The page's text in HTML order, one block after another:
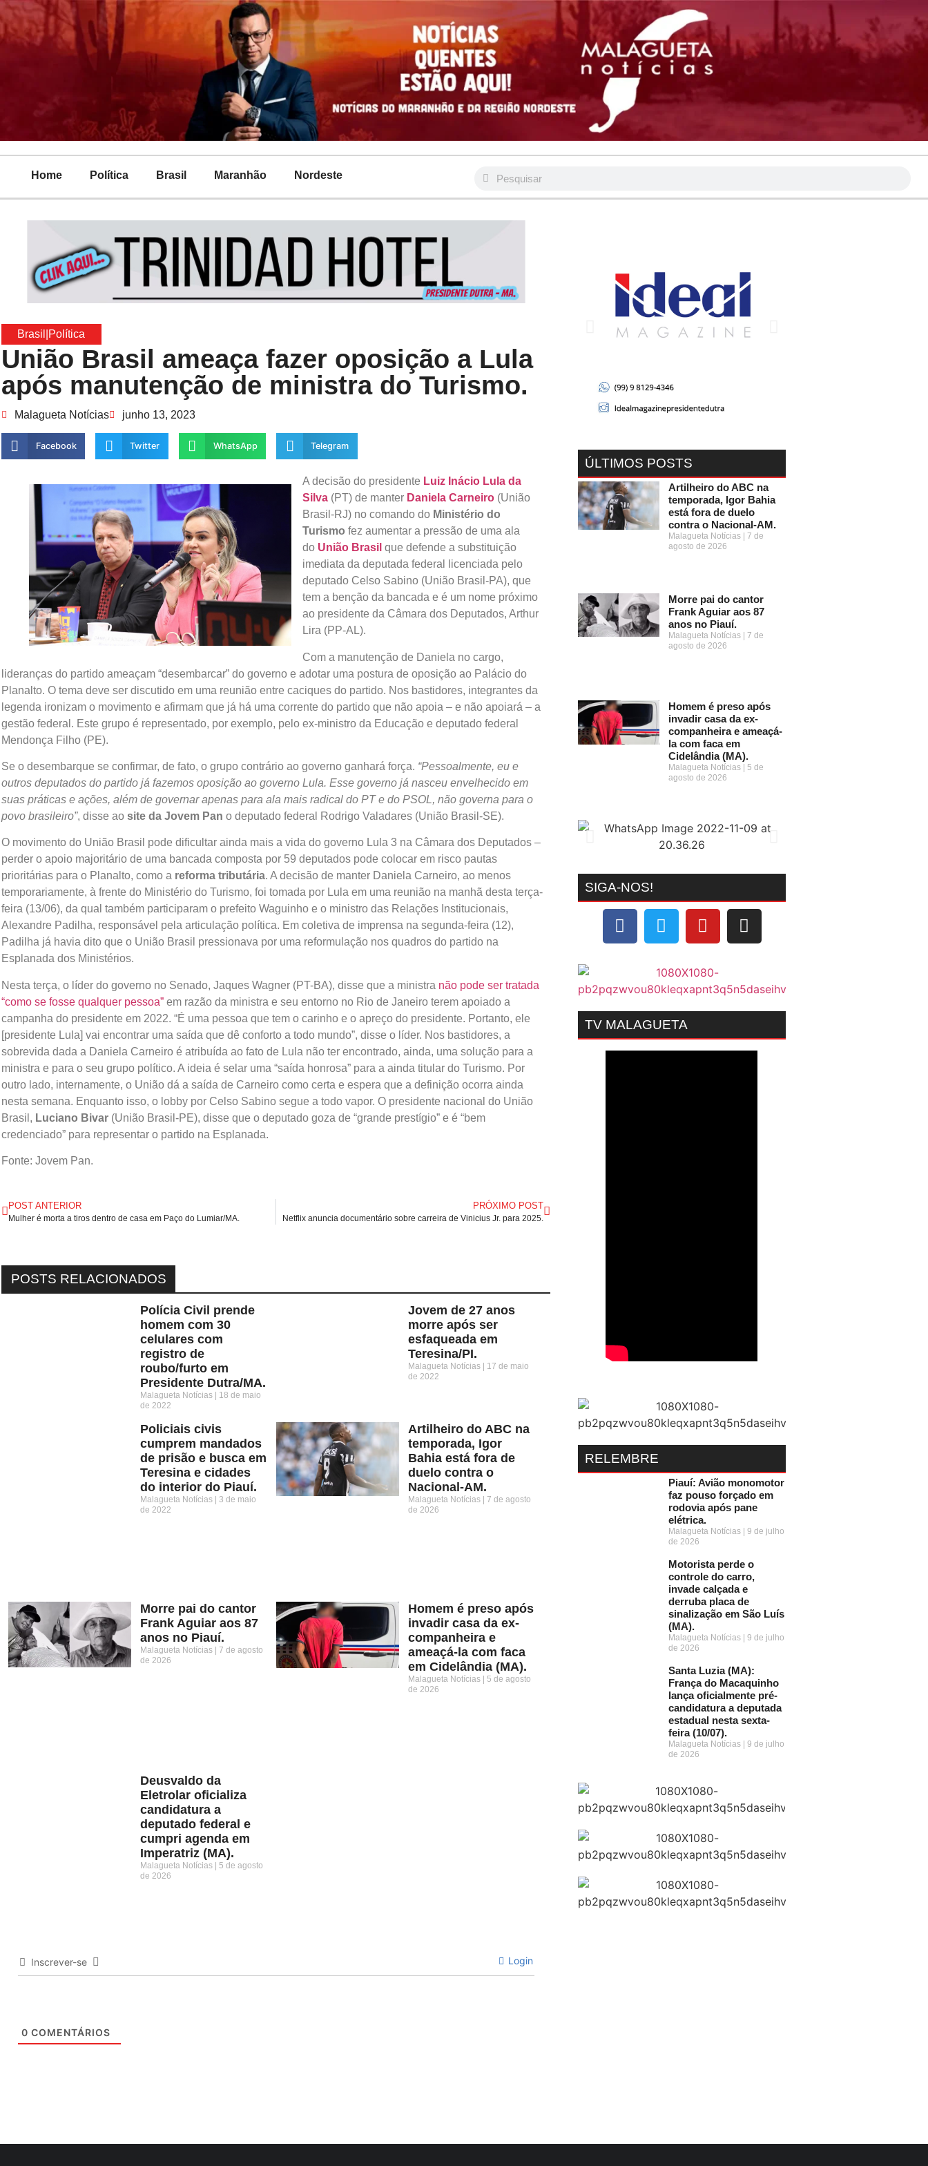
Home Política Brasil Maranhão Nordeste
Brasil Política
União Brasil ameaça fazer oposição a Lula
após manutenção de ministra do Turismo.
Malagueta Notícias junho 13, 2023
Facebook Twitter WhatsApp Telegram
A decisão do presidente Luiz Inácio Lula da
Silva (PT) de manter Daniela Carneiro (União
Brasil-RJ) no comando do Ministério do
Turismo fez aumentar a pressão de uma ala
do União Brasil que defende a substituição
imediata da deputada federal licenciada pelo
deputado Celso Sabino (União Brasil-PA), que
tem a benção da bancada e é um nome próximo
ao presidente da Câmara dos Deputados, Arthur
Lira (PP-AL).
Com a manutenção de Daniela no cargo,
lideranças do partido ameaçam “desembarcar” do governo e adotar uma postura de oposição ao Palácio do
Planalto. O tema deve ser discutido em uma reunião entre caciques do partido. Nos bastidores, integrantes da
legenda ironizam o movimento e afirmam que já há uma corrente do partido que não apoia – e não apoiará – a
gestão federal. Este grupo é representado, por exemplo, pelo ex-ministro da Educação e deputado federal
Mendonça Filho (PE).
Se o desembarque se confirmar, de fato, o grupo contrário ao governo ganhará força. “Pessoalmente, eu e
outros deputados do partido já fazemos oposição ao governo Lula. Esse governo já nasceu envelhecido em
suas práticas e ações, além de governar apenas para ala mais radical do PT e do PSOL, não governa para o
povo brasileiro”, disse ao site da Jovem Pan o deputado federal Rodrigo Valadares (União Brasil-SE).
O movimento do União Brasil pode dificultar ainda mais a vida do governo Lula 3 na Câmara dos Deputados –
perder o apoio majoritário de uma bancada composta por 59 deputados pode colocar em risco pautas
prioritárias para o Planalto, como a reforma tributária. A decisão de manter Daniela Carneiro, ao menos
temporariamente, à frente do Ministério do Turismo, foi tomada por Lula em uma reunião na manhã desta terça-
feira (13/06), da qual também participaram o prefeito Waguinho e o ministro das Relações Institucionais,
Alexandre Padilha, responsável pela articulação política. Em coletiva de imprensa na segunda-feira (12),
Padilha já havia dito que o União Brasil pressionava por uma reformulação nos quadros do partido na
Esplanada dos Ministérios.
Nesta terça, o líder do governo no Senado, Jaques Wagner (PT-BA), disse que a ministra não pode ser tratada
“como se fosse qualquer pessoa” em razão da ministra e seu entorno no Rio de Janeiro terem apoiado a
campanha do presidente em 2022. “É uma pessoa que tem o carinho e o apreço do presidente. Portanto, ele
[presidente Lula] vai encontrar uma saída que dê conforto a todo mundo”, disse o líder. Nos bastidores, a
sobrevida dada a Daniela Carneiro é atribuída ao fato de Lula não ter encontrado, ainda, uma solução para a
ministra e para o seu grupo político. A ideia é selar uma “saída honrosa” para a ainda titular do Turismo. Por
outro lado, internamente, o União dá a saída de Carneiro como certa e espera que a definição ocorra ainda
nesta semana. Enquanto isso, o lobby por Celso Sabino segue a todo vapor. O presidente nacional do União
Brasil, Luciano Bivar (União Brasil-PE), disse que o deputado goza de “grande prestígio” e é “bem
credenciado” para representar o partido na Esplanada.
Fonte: Jovem Pan.
POST ANTERIOR
Mulher é morta a tiros dentro de casa em Paço do Lumiar/MA.
PRÓXIMO POST
Netflix anuncia documentário sobre carreira de Vinicius Jr. para 2025.
POSTS RELACIONADOS
Polícia Civil prende
homem com 30
celulares com
registro de
roubo/furto em
Presidente Dutra/MA.
Malagueta Notícias
18 de maio
de 2022
Jovem de 27 anos
morre após ser
esfaqueada em
Teresina/PI.
Malagueta Notícias
17 de maio
de 2022
Policiais civis
cumprem mandados
de prisão e busca em
Teresina e cidades
do interior do Piauí.
Malagueta Notícias
3 de maio
de 2022
Artilheiro do ABC na
temporada, Igor
Bahia está fora de
duelo contra o
Nacional-AM.
Malagueta Notícias
7 de agosto
de 2026
Morre pai do cantor
Frank Aguiar aos 87
anos no Piauí.
Malagueta Notícias
7 de agosto
de 2026
Homem é preso após
invadir casa da ex-
companheira e
ameaçá-la com faca
em Cidelândia (MA).
Malagueta Notícias
5 de agosto
de 2026
Deusvaldo da
Eletrolar oficializa
candidatura a
deputado federal e
cumpri agenda em
Imperatriz (MA).
Malagueta Notícias
5 de agosto
de 2026
Inscrever-se Login
0 COMENTÁRIOS
ÚLTIMOS POSTS
Artilheiro do ABC na
temporada, Igor Bahia
está fora de duelo
contra o Nacional-AM.
Malagueta Notícias
7 de
agosto de 2026
Morre pai do cantor
Frank Aguiar aos 87
anos no Piauí.
Malagueta Notícias
7 de
agosto de 2026
Homem é preso após
invadir casa da ex-
companheira e ameaçá-
la com faca em
Cidelândia (MA).
Malagueta Notícias
5 de
agosto de 2026
SIGA-NOS!
TV MALAGUETA
RELEMBRE
Piauí: Avião monomotor
faz pouso forçado em
rodovia após pane
elétrica.
Malagueta Notícias
9 de julho
de 2026
Motorista perde o
controle do carro,
invade calçada e
derruba placa de
sinalização em São Luís
(MA).
Malagueta Notícias
9 de julho
de 2026
Santa Luzia (MA):
França do Macaquinho
lança oficialmente pré-
candidatura a deputada
estadual nesta sexta-
feira (10/07).
Malagueta Notícias
9 de julho
de 2026